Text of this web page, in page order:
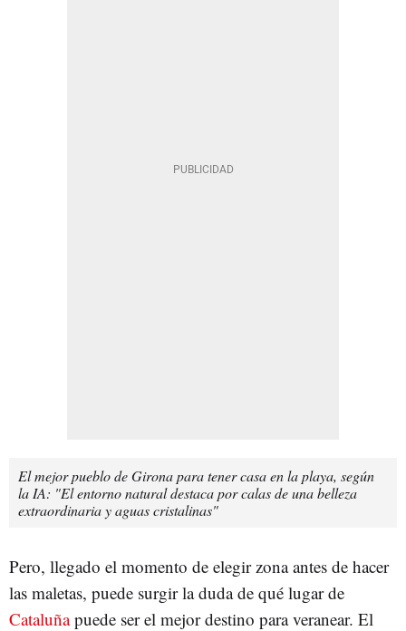
El mejor pueblo de Girona para tener casa en la playa, según
la IA: "El entorno natural destaca por calas de una belleza
extraordinaria y aguas cristalinas"
Pero, llegado el momento de elegir zona antes de hacer
las maletas, puede surgir la duda de qué lugar de
Cataluñapuede ser el mejor destino para veranear. El